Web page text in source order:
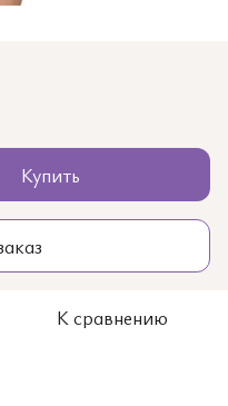
Купить
К сравнению